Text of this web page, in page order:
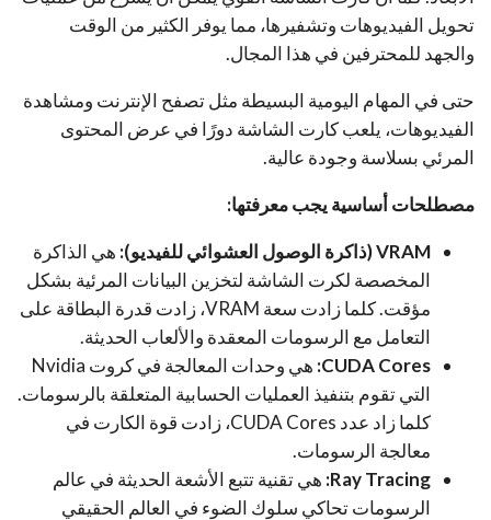
تحويل الفيديوهات وتشفيرها، مما يوفر الكثير من الوقت
والجهد للمحترفين في هذا المجال.
حتى في المهام اليومية البسيطة مثل تصفح الإنترنت ومشاهدة
الفيديوهات، يلعب كارت الشاشة دورًا في عرض المحتوى
المرئي بسلاسة وجودة عالية.
مصطلحات أساسية يجب معرفتها:
VRAM (ذاكرة الوصول العشوائي للفيديو):
هي الذاكرة
المخصصة لكرت الشاشة لتخزين البيانات المرئية بشكل
مؤقت. كلما زادت سعة VRAM، زادت قدرة البطاقة على
التعامل مع الرسومات المعقدة والألعاب الحديثة.
CUDA Cores:
هي وحدات المعالجة في كروت Nvidia
التي تقوم بتنفيذ العمليات الحسابية المتعلقة بالرسومات.
كلما زاد عدد CUDA Cores، زادت قوة الكارت في
معالجة الرسومات.
Ray Tracing: هي تقنية تتبع الأشعة الحديثة في عالم
الرسومات تحاكي سلوك الضوء في العالم الحقيقي